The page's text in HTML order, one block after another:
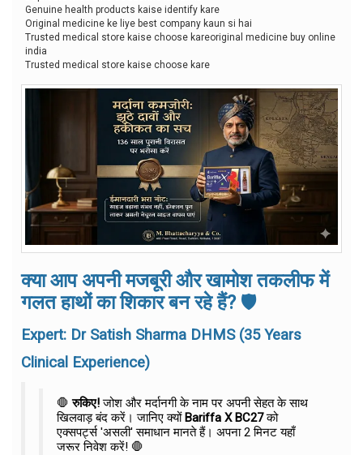
Genuine health products kaise identify kare
Original medicine ke liye best company kaun si hai
Trusted medical store kaise choose kareoriginal medicine buy online
india
Trusted medical store kaise choose kare
क्या आप अपनी मजबूरी और खामोश तकलीफ में
गलत हाथों का शिकार बन रहे हैं?🛡️
Expert: Dr Satish Sharma DHMS (35 Years
Clinical Experience)
🛑रुकिए!जोश और मर्दानगी के नाम पर अपनी सेहत के साथ
खिलवाड़ बंद करें। जानिए क्योंBariffa X BC27को
एक्सपर्ट्स 'असली' समाधान मानते हैं। अपना 2 मिनट यहाँ
जरूर निवेश करें! 🛑